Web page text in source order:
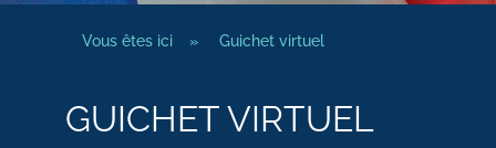
Vous êtes ici » Guichet virtuel
GUICHET VIRTUEL